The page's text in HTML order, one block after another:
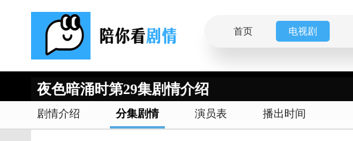
首页 电视剧
夜色暗涌时第29集剧情介绍
剧情介绍 分集剧情 演员表 播出时间